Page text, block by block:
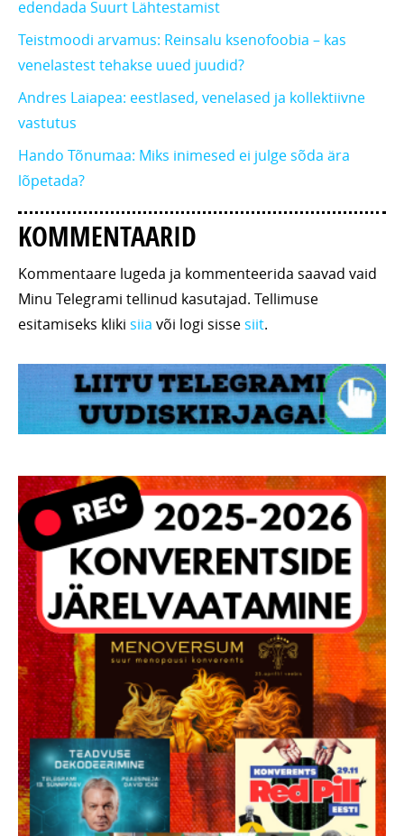
edendada Suurt Lähtestamist
Teistmoodi arvamus: Reinsalu ksenofoobia – kas
venelastest tehakse uued juudid?
Andres Laiapea: eestlased, venelased ja kollektiivne
vastutus
Hando Tõnumaa: Miks inimesed ei julge sõda ära
lõpetada?
KOMMENTAARID
Kommentaare lugeda ja kommenteerida saavad vaid
Minu Telegrami tellinud kasutajad. Tellimuse
esitamiseks kliki siia või logi sissesiit.